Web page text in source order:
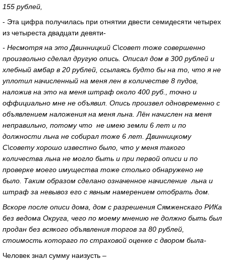
155 рублей,
- Эта цифра получилась при отнятии двести семидесяти четырех
из четыреста двадцати девяти-
- Несмотря на это Двинницкий С\совет тоже совершенно
произвольно сделал другую опись. Описал дом в 300 рублей и
хлебный амбар в 20 рублей, ссылаясь будто бы на то, что я не
уплотил начисленный на меня лен в количестве 8 пудов,
наложив на это на меня штраф около 400 руб., точно и
оффициально мне не объявил. Опись произвел одновременно с
объявлением наложения на меня льна. Лён начислен на меня
неправильно, потому что не имею земли 6 лет и по
должности льна не собирал тоже 6 лет. Двинницкому
С\совету хорошо известно было, что у меня такого
количества льна не могло быть и при первой описи и по
проверке моего имущества тоже столько обнаружено не
было. Таким образом сделано означенное начисление льна и
штраф за невывоз его с явным намерением отобрать дом.
Вскоре после описи дома, дом с разрешения Сямженскаго РИКа
без ведома Округа, чего по моему мнению не должно быть был
продан без всякого объявления торгов за 80 рублей,
стоимость котораго по страховой оценке с двором была-
Человек знал сумму наизусть –